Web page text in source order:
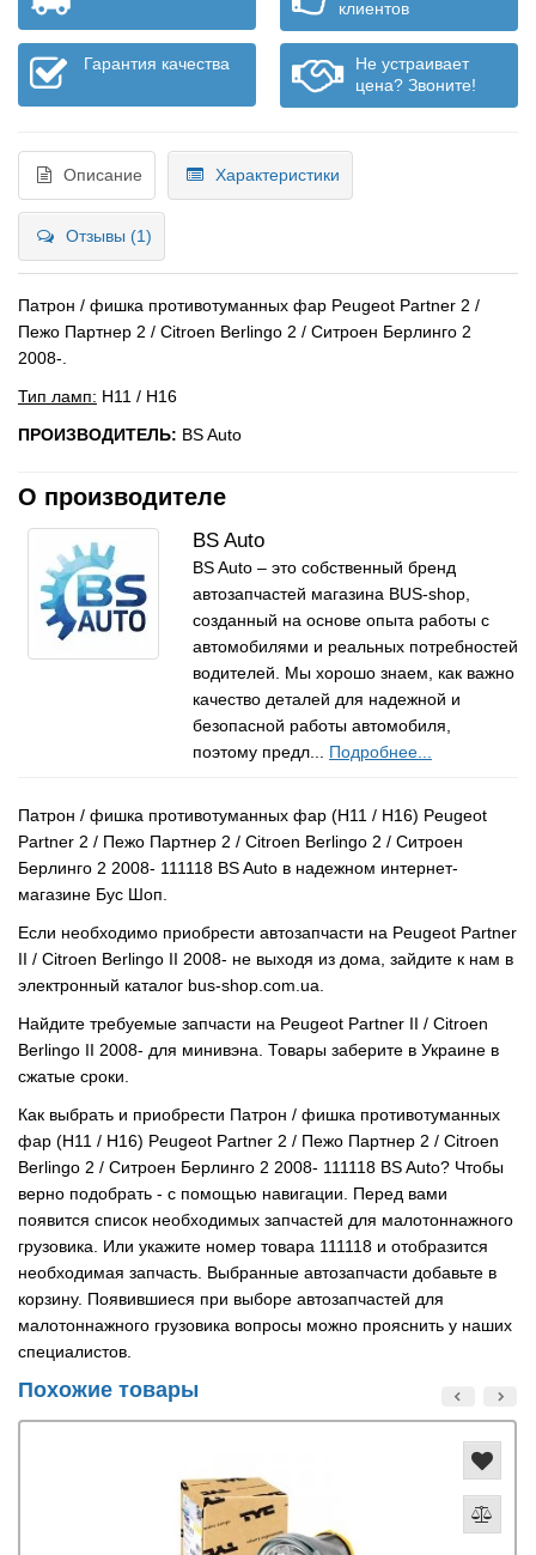
клиентов
Гарантия качества
Не устраивает
цена? Звоните!
Описание Характеристики
Отзывы (1)
Патрон / фишка противотуманных фар Peugeot Partner 2 /
Пежо Партнер 2 / Citroen Berlingo 2 / Ситроен Берлинго 2
2008-.
Тип ламп: H11 / H16
ПРОИЗВОДИТЕЛЬ: BS Auto
О производителе
BS Auto
BS Auto – это собственный бренд
автозапчастей магазина BUS-shop,
созданный на основе опыта работы с
автомобилями и реальных потребностей
водителей. Мы хорошо знаем, как важно
качество деталей для надежной и
безопасной работы автомобиля,
поэтому предл... Подробнее...
Патрон / фишка противотуманных фар (H11 / H16) Peugeot
Partner 2 / Пежо Партнер 2 / Citroen Berlingo 2 / Ситроен
Берлинго 2 2008- 111118 BS Auto в надежном интернет-
магазине Бус Шоп.
Если необходимо приобрести автозапчасти на Peugeot Partner
II / Citroen Berlingo II 2008- не выходя из дома, зайдите к нам в
электронный каталог bus-shop.com.ua.
Найдите требуемые запчасти на Peugeot Partner II / Citroen
Berlingo II 2008- для минивэна. Товары заберите в Украине в
сжатые сроки.
Как выбрать и приобрести Патрон / фишка противотуманных
фар (H11 / H16) Peugeot Partner 2 / Пежо Партнер 2 / Citroen
Berlingo 2 / Ситроен Берлинго 2 2008- 111118 BS Auto? Чтобы
верно подобрать - с помощью навигации. Перед вами
появится список необходимых запчастей для малотоннажного
грузовика. Или укажите номер товара 111118 и отобразится
необходимая запчасть. Выбранные автозапчасти добавьте в
корзину. Появившиеся при выборе автозапчастей для
малотоннажного грузовика вопросы можно прояснить у наших
специалистов.
Похожие товары